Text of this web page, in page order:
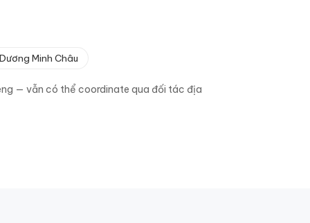
Dương Minh Châu
— vẫn có thể coordinate qua đối tác địa